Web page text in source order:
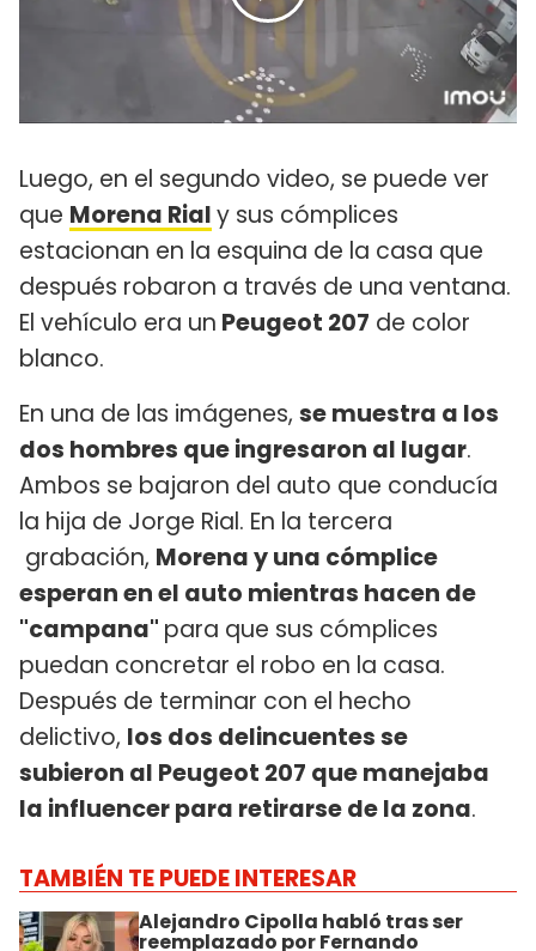
Luego, en el segundo video, se puede ver
que Morena Rialy sus cómplices
estacionan en la esquina de la casa que
después robaron a través de una ventana.
El vehículo era un Peugeot 207 de color
blanco.
En una de las imágenes, se muestra a los
dos hombres que ingresaron al lugar.
Ambos se bajaron del auto que conducía
la hija de Jorge Rial. En la tercera
grabación, Morena y una cómplice
esperan en el auto mientras hacen de
"campana" para que sus cómplices
puedan concretar el robo en la casa.
Después de terminar con el hecho
delictivo, los dos delincuentes se
subieron al Peugeot 207 que manejaba
la influencer para retirarse de la zona.
TAMBIÉN TE PUEDE INTERESAR
Alejandro Cipolla habló tras ser
reemplazado por Fernando